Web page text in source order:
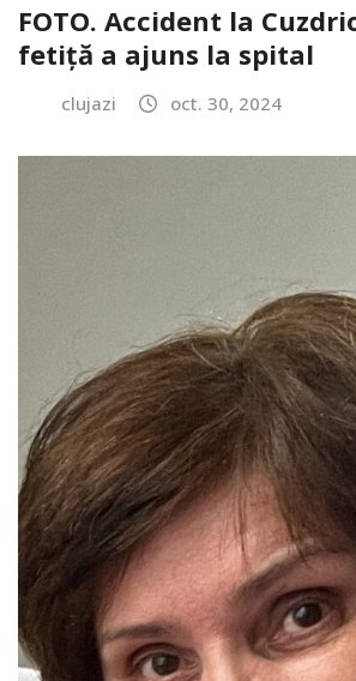
FOTO. Accident la
fetiță a ajuns la spital
clujazi oct. 30, 2024